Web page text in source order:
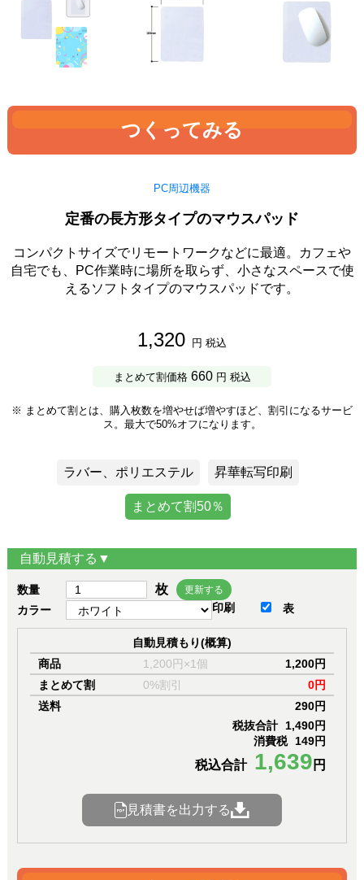
つくってみる
PC周辺機器
定番の長方形タイプのマウスパッド
コンパクトサイズでリモートワークなどに最適。カフェや
自宅でも、PC作業時に場所を取らず、小さなスペースで使
えるソフトタイプのマウスパッドです。
1,320 円 税込
まとめて割価格 660円 税込
※ まとめて割とは、購入枚数を増やせば増やすほど、割引になるサービ
ス。最大で50%オフになります。
ラバー、ポリエステル 昇華転写印刷
まとめて割50％
自動見積する▼
数量 枚 更新する
カラー 印刷 表
自動見積もり(概算)
商品
1,200円×1個
1,200円
まとめて割
0%割引
0円
送料
290円
税抜合計 1,490円
消費税 149円
税込合計 1,639 円
見積書を出力する